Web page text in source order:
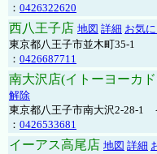
： 0426322620
西八王子店 地図 詳細 お気
東京都八王子市並木町35-1
： 0426687711
南大沢店(イトーヨーカ
解除
東京都八王子市南大沢2-28-1
： 0426533681
イーアス高尾店 地図 詳細